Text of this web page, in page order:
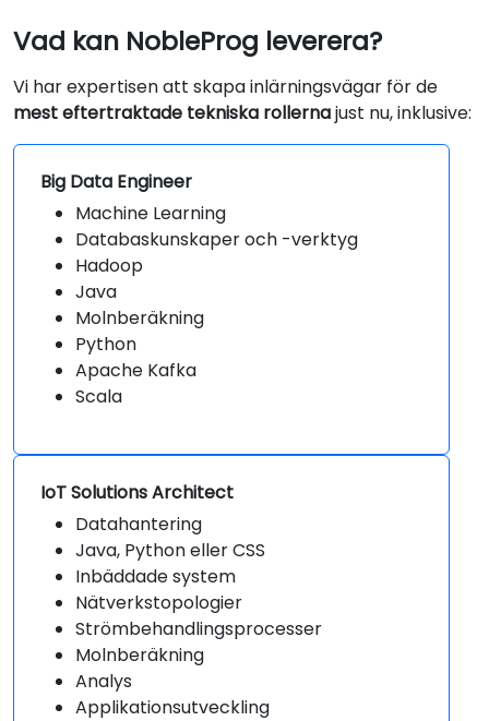
Vad kan NobleProg leverera?
Vi har expertisen att skapa inlärningsvägar för de
mest eftertraktade tekniska rollernajust nu, inklusive:
Big Data Engineer
Machine Learning
Databaskunskaper och -verktyg
Hadoop
Java
Molnberäkning
Python
Apache Kafka
Scala
IoT Solutions Architect
Datahantering
Java, Python eller CSS
Inbäddade system
Nätverkstopologier
Strömbehandlingsprocesser
Molnberäkning
Analys
Applikationsutveckling